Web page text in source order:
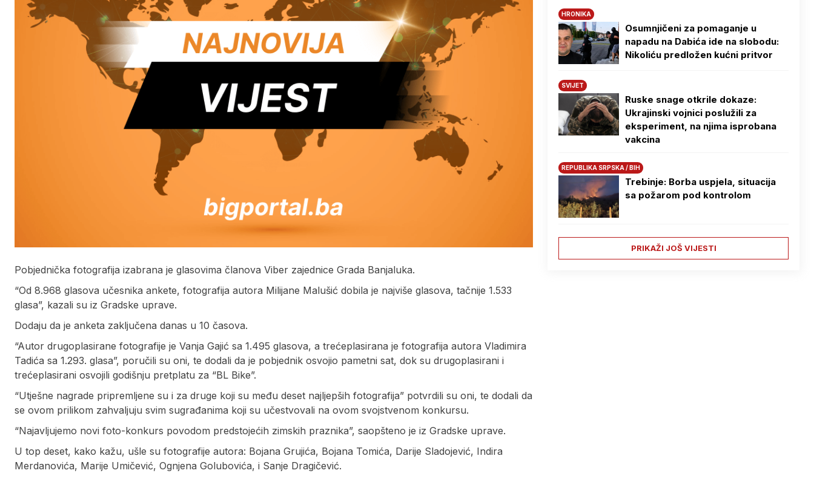
Pobjednička fotografija izabrana je glasovima članova Viber zajednice Grada Banjaluka.
“Od 8.968 glasova učesnika ankete, fotografija autora Milijane Malušić dobila je najviše glasova, tačnije 1.533
glasa”, kazali su iz Gradske uprave.
Dodaju da je anketa zaključena danas u 10 časova.
“Autor drugoplasirane fotografije je Vanja Gajić sa 1.495 glasova, a trećeplasirana je fotografija autora Vladimira
Tadića sa 1.293. glasa”, poručili su oni, te dodali da je pobjednik osvojio pametni sat, dok su drugoplasirani i
trećeplasirani osvojili godišnju pretplatu za “BL Bike”.
“Utješne nagrade pripremljene su i za druge koji su među deset najljepših fotografija” potvrdili su oni, te dodali da
se ovom prilikom zahvaljuju svim sugrađanima koji su učestvovali na ovom svojstvenom konkursu.
“Najavljujemo novi foto-konkurs povodom predstojećih zimskih praznika”, saopšteno je iz Gradske uprave.
U top deset, kako kažu, ušle su fotografije autora: Bojana Grujića, Bojana Tomića, Darije Sladojević, Indira
Merdanovića, Marije Umičević, Ognjena Golubovića, i Sanje Dragičević.
HRONIKA
Osumnjičeni za pomaganje u
napadu na Dabića ide na slobodu:
Nikoliću predložen kućni pritvor
SVIJET
Ruske snage otkrile dokaze:
Ukrajinski vojnici poslužili za
eksperiment, na njima isprobana
vakcina
REPUBLIKA SRPSKA / BIH
Trebinje: Borba uspjela, situacija
sa požarom pod kontrolom
PRIKAŽI JOŠ VIJESTI